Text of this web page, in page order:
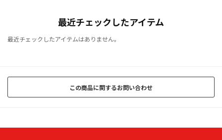
最近チェックしたアイテム
最近チェックしたアイテムはありません。
この商品に関するお問い合わせ